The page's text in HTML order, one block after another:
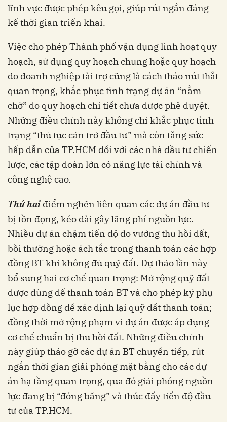
lĩnh vực được phép kêu gọi, giúp rút ngắn đáng
kể thời gian triển khai.
Việc cho phép Thành phố vận dụng linh hoạt quy
hoạch, sử dụng quy hoạch chung hoặc quy hoạch
do doanh nghiệp tài trợ cũng là cách tháo nút thắt
quan trọng, khắc phục tình trạng dự án “nằm
chờ” do quy hoạch chi tiết chưa được phê duyệt.
Những điều chỉnh này không chỉ khắc phục tình
trạng “thủ tục cản trở đầu tư” mà còn tăng sức
hấp dẫn của TP.HCM đối với các nhà đầu tư chiến
lược, các tập đoàn lớn có năng lực tài chính và
công nghệ cao.
Thứ hai điểm nghẽn liên quan các dự án đầu tư
bị tồn đọng, kéo dài gây lãng phí nguồn lực.
Nhiều dự án chậm tiến độ do vướng thu hồi đất,
bồi thường hoặc ách tắc trong thanh toán các hợp
đồng BT khi không đủ quỹ đất. Dự thảo lần này
bổ sung hai cơ chế quan trọng: Mở rộng quỹ đất
được dùng để thanh toán BT và cho phép ký phụ
lục hợp đồng để xác định lại quỹ đất thanh toán;
đồng thời mở rộng phạm vi dự án được áp dụng
cơ chế chuẩn bị thu hồi đất. Những điều chỉnh
này giúp tháo gỡ các dự án BT chuyển tiếp, rút
ngắn thời gian giải phóng mặt bằng cho các dự
án hạ tầng quan trọng, qua đó giải phóng nguồn
lực đang bị “đóng băng” và thúc đẩy tiến độ đầu
tư của TP.HCM.